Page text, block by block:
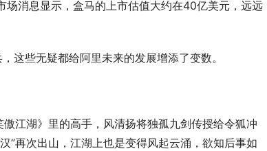
消息显示，盒马的上市估值大约在40亿美元，远远
些无疑都给阿里未来的发展增添了变数。
江湖》里的高手，风清扬将独孤九剑传授给令狐冲
”再次出山，江湖上也是变得风起云涌，欲知后事如